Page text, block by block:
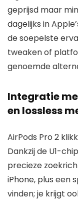
geprijsd maar
dagelijks in
de soepelste
tweaken of
genoemde
Integratie
en lossless
AirPods Pro 2
Dankzij de U1-
precieze
iPhone, plus een
vinden; je krijgt